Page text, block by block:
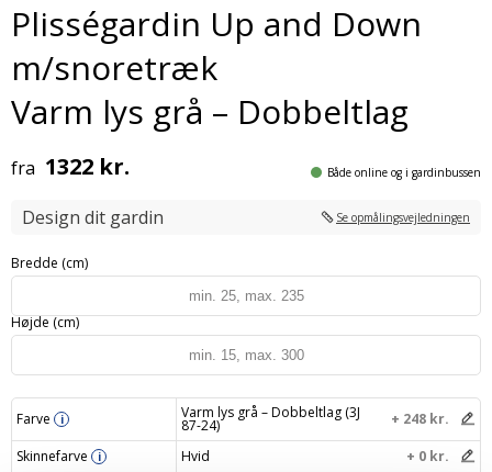
Plisségardin Up and Down
m/snoretræk
Varm lys grå – Dobbeltlag
fra 1322 kr. Både online og i gardinbussen
Design dit gardin Se opmålingsvejledningen
Bredde (cm)
Højde (cm)
Farve i Varm lys grå – Dobbeltlag (3J
87-24)
+ 248 kr.
Skinnefarve
i Hvid
+ 0 kr.